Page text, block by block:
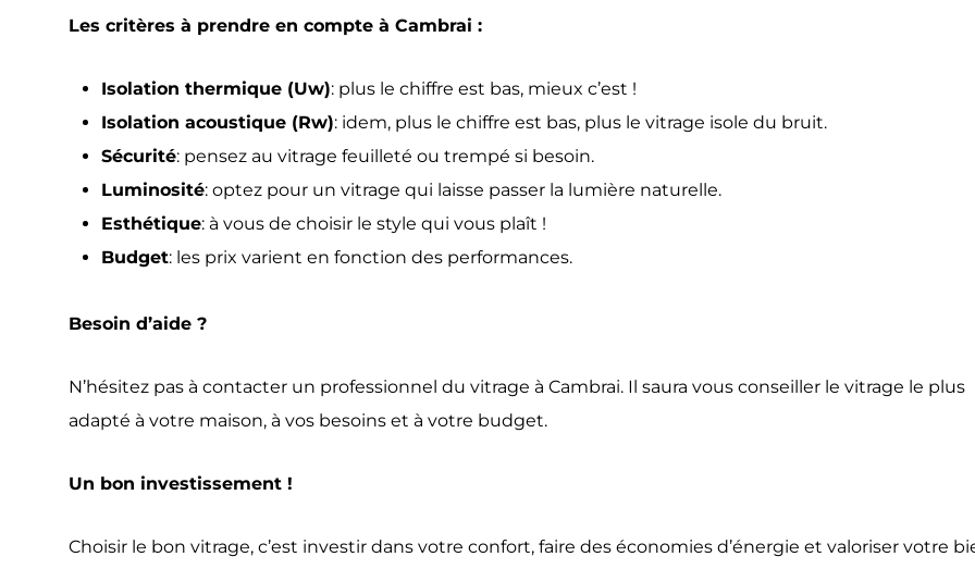
Les critères à prendre en compte à Cambrai :
Isolation thermique (Uw): plus le chiffre est bas, mieux c’est !
Isolation acoustique (Rw): idem, plus le chiffre est bas, plus le vitrage isole du bruit.
Sécurité: pensez au vitrage feuilleté ou trempé si besoin.
Luminosité: optez pour un vitrage qui laisse passer la lumière naturelle.
Esthétique: à vous de choisir le style qui vous plaît !
Budget: les prix varient en fonction des performances.
Besoin d’aide ?
N’hésitez pas à contacter un professionnel du vitrage à Cambrai. Il saura vous conseiller le vitrage le plus
adapté à votre maison, à vos besoins et à votre budget.
Un bon investissement !
Choisir le bon vitrage, c’est investir dans votre confort, faire des économies d’énergie et valoriser votre